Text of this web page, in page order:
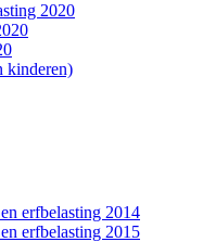
2020
kinderen)
erfbelasting 2014
erfbelasting 2015